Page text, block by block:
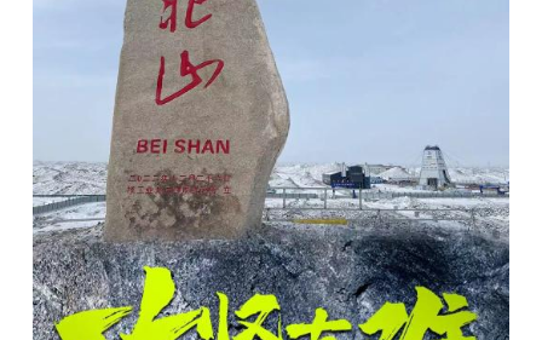
城市
彩票
公益
亚太网 上市公司 投教基地
地方频道
北京 天津 河北 山西